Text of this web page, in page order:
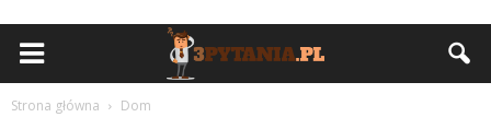
Strona główna Dom